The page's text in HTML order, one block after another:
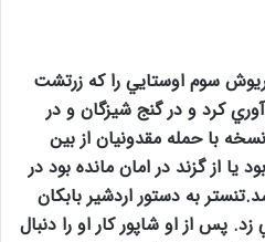
سوم اوستايي را كه زرتشت
كرد و در گنج شيزگان و در
با حمله مقدونيان از بين
يا از گزند در امان مانده بود در
به دستور اردشير بابكان
پس از او شاپور كار او را دنبال